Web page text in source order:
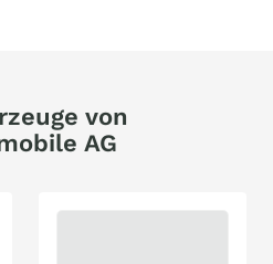
von
AG